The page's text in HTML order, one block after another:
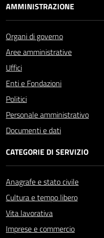
AMMINISTRAZIONE
Organi di governo
Aree amministrative
Uffici
Enti e Fondazioni
Politici
Personale amministrativo
Documenti e dati
CATEGORIE DI SERVIZIO
Anagrafe e stato civile
Cultura e tempo libero
Vita lavorativa
Imprese e commercio